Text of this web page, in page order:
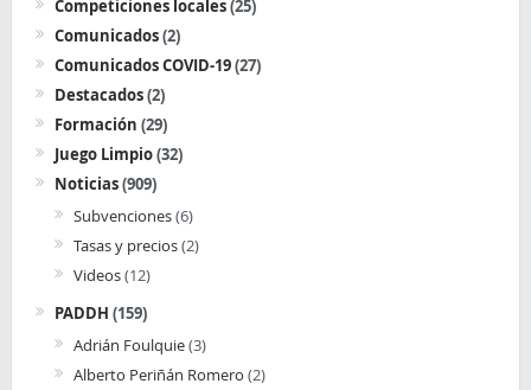
Competiciones locales(25)
Comunicados(2)
Comunicados COVID-19(27)
Destacados(2)
Formación (29)
Juego Limpio(32)
Noticias(909)
Subvenciones(6)
Tasas y precios(2)
Videos(12)
PADDH (159)
Adrián Foulquie(3)
Alberto Periñán Romero (2)